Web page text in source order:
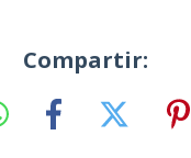
Compartir: